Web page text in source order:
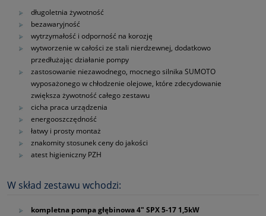
długoletnia żywotność
bezawaryjność
wytrzymałość i odporność na korozję
wytworzenie w całości ze stali nierdzewnej, dodatkowo
przedłużając działanie pompy
zastosowanie niezawodnego, mocnego silnika SUMOTO
wyposażonego w chłodzenie olejowe, które zdecydowanie
zwiększa żywotność całego zestawu
cicha praca urządzenia
energooszczędność
łatwy i prosty montaż
znakomity stosunek ceny do jakości
atest higieniczny PZH
W skład zestawu wchodzi:
kompletna pompa głębinowa 4" SPX 5‑17 1,5kW